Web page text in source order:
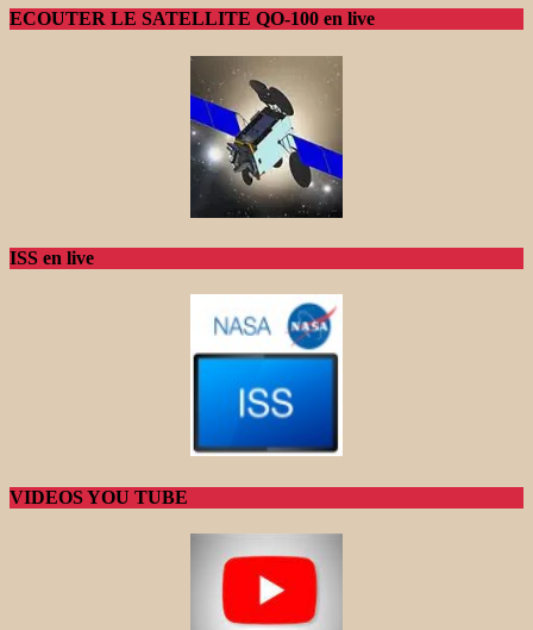
ECOUTER LE SATELLITE QO-100 en live
ISS en live
VIDEOS YOU TUBE